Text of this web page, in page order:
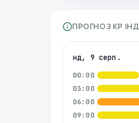
ПРОГНОЗ KP
нд, 9 серп.
00:00
03:00
06:00
09:00